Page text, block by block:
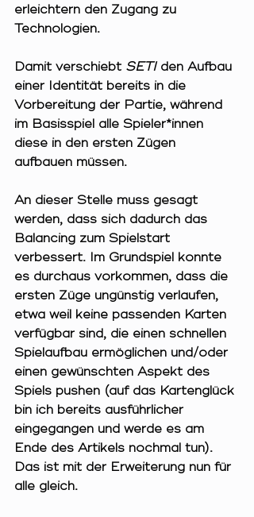
erleichtern den Zugang zu
Technologien.
Damit verschiebt SETI den Aufbau
einer Identität bereits in die
Vorbereitung der Partie, während
im Basisspiel alle Spieler*innen
diese in den ersten Zügen
aufbauen müssen.
An dieser Stelle muss gesagt
werden, dass sich dadurch das
Balancing zum Spielstart
verbessert. Im Grundspiel konnte
es durchaus vorkommen, dass die
ersten Züge ungünstig verlaufen,
etwa weil keine passenden Karten
verfügbar sind, die einen schnellen
Spielaufbau ermöglichen und/oder
einen gewünschten Aspekt des
Spiels pushen (auf das Kartenglück
bin ich bereits ausführlicher
eingegangen und werde es am
Ende des Artikels nochmal tun).
Das ist mit der Erweiterung nun für
alle gleich.